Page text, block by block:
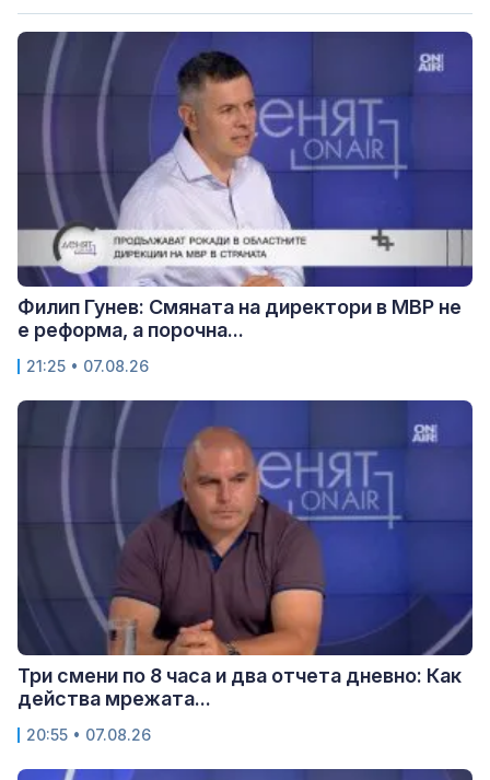
Филип Гунев: Смяната на директори в МВР не
е реформа, а порочна...
21:25 • 07.08.26
Три смени по 8 часа и два отчета дневно: Как
действа мрежата...
20:55 • 07.08.26